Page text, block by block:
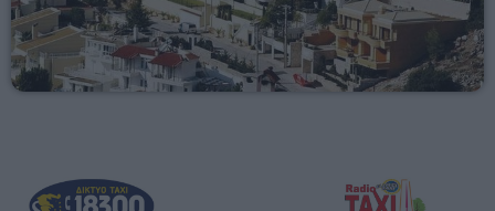
RADIO ERKO
60 λεπτά με τον Παναγιώτη Τσοχλιά
12:00 - 17:00